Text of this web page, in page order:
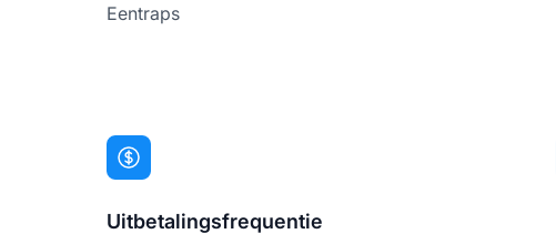
Eentraps
Uitbetalingsfrequentie